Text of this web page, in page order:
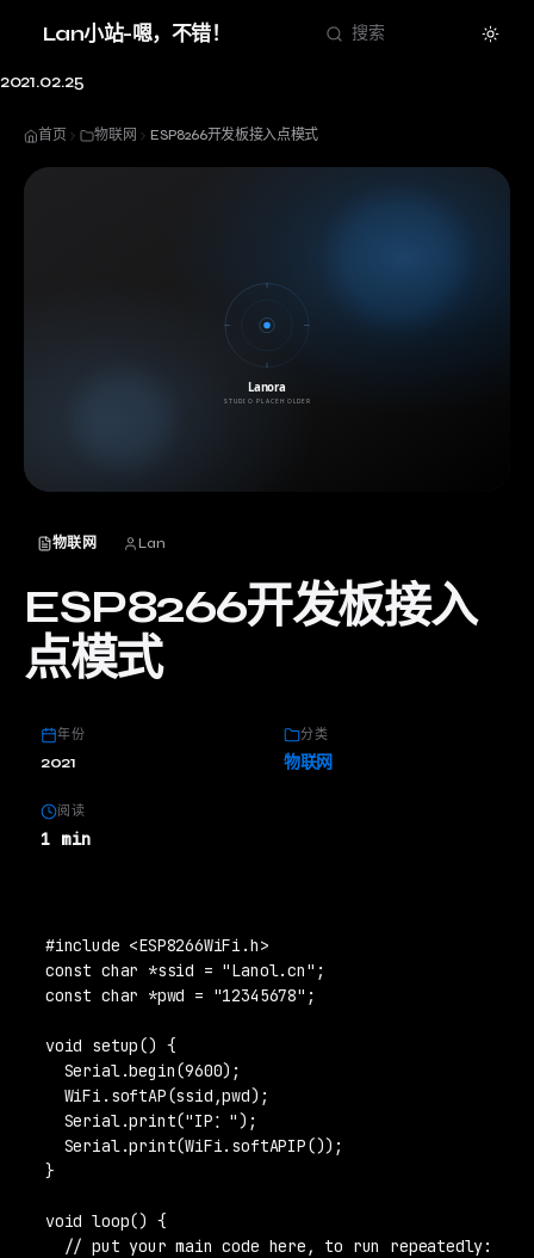
Lan小站-嗯，不错！ 搜索
Theme
2021.02.25
首页 物联网 ESP8266开发板接入点模式
物联网 Lan
ESP8266开发板接入
点模式
年份
2021
分类
物联网
阅读
1 min
#include <ESP8266WiFi.h>
const char *ssid = "Lanol.cn";
const char *pwd = "12345678";
void setup() {
Serial.begin(9600);
WiFi.softAP(ssid,pwd);
Serial.print("IP：");
Serial.print(WiFi.softAPIP());
}
void loop() {
// put your main code here, to run repeatedly: